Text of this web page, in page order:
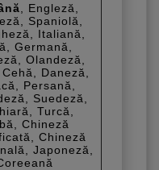
, Engleză,
Spaniolă,
Italiană,
Germană,
Olandeză,
Daneză,
Persană,
Suedeză,
Turcă,
Chineză
Chineză
Japoneză,